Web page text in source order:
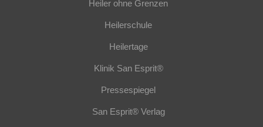
Heiler ohne Grenzen
Heilerschule
Heilertage
Klinik San Esprit®
Pressespiegel
San Esprit® Verlag